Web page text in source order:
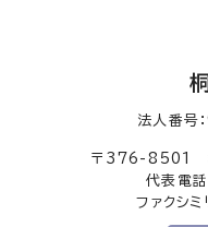
法人番
〒376-8501
代表電
ファクシ